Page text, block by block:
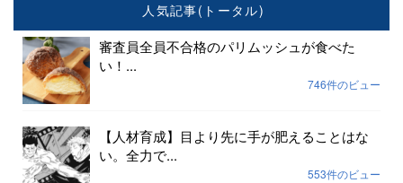
人気記事(トータル)
審査員全員不合格のパリムッシュが食べた
い！...
746件のビュー
【人材育成】目より先に手が肥えることはな
い。全力で...
553件のビュー